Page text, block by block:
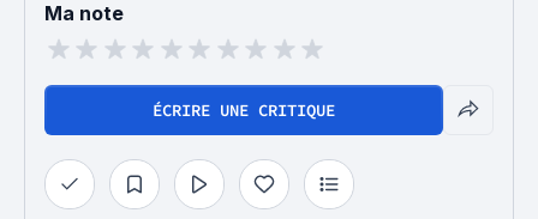
Ma note
ÉCRIRE UNE CRITIQUE